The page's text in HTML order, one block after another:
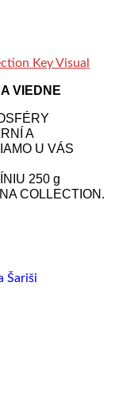
VIEDNE
A
U VÁS
250 g
COLLECTION.